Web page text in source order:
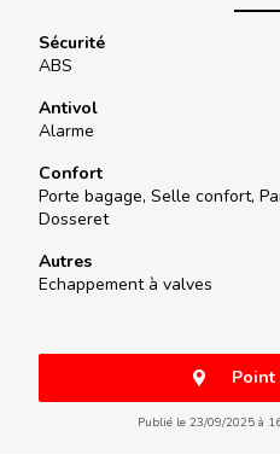
Sécurité
ABS
Antivol
Alarme
Confort
Porte bagage, Selle confort, Pare-brise, Sacoches et
Dosseret
Autres
Echappement à valves
Point
Publié le 23/09/2025 à